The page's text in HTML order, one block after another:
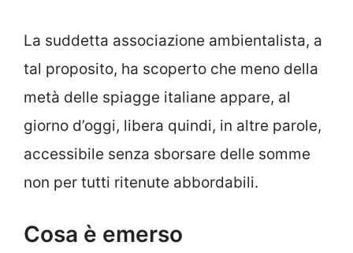
La suddetta associazione ambientalista, a
tal proposito, ha scoperto che meno della
metà delle spiagge italiane appare, al
giorno d’oggi, libera quindi, in altre parole,
accessibile senza sborsare delle somme
non per tutti ritenute abbordabili.
Cosa è emerso